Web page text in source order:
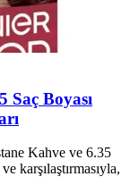
Saç Boyası
Kahve ve 6.35
karşılaştırmasıyla,